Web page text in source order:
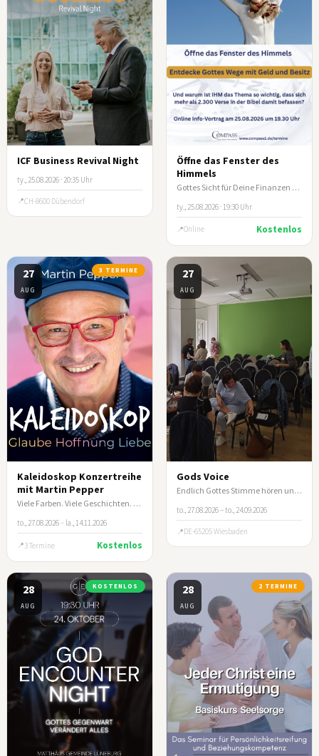
ICF Business Revival Night
ty., 25.08.2026 · 20:35 Uhr
CH-8600 Dübendorf
Öffne das Fenster des
Himmels
Gottes Sicht für Deine Finanzen - Online-Infoabend COMPASS e.V.
ty., 25.08.2026 · 19:30 Uhr
Online Kostenlos
27
AUG
3 TERMINE
Kaleidoskop Konzertreihe
mit Martin Pepper
Viele Farben. Viele Geschichten. Ein Abend, der berührt.
to., 27.08.2026 – la., 14.11.2026
3 Termine Kostenlos
27
AUG
Gods Voice
Endlich Gottes Stimme hören und nicht mehr spekulieren
to., 27.08.2026 – to., 24.09.2026
DE-65205 Wiesbaden
28
AUG
KOSTENLOS 28
AUG
2 TERMINE